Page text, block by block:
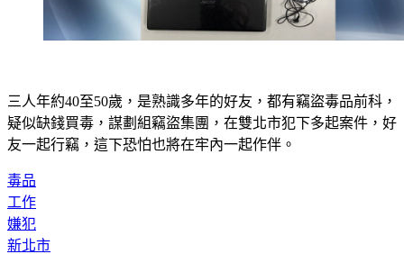
疑似缺錢買毒，謀劃組竊盜集團，在雙北市犯下多起案件，好
友一起行竊，這下恐怕也將在牢內一起作伴。
工作
嫌犯
新北市
警方